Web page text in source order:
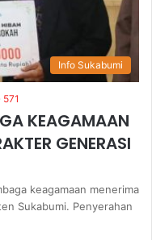
Info Sukabumi
571
KEAGAMAAN
GENERASI
keagamaan menerima
Sukabumi. Penyerahan